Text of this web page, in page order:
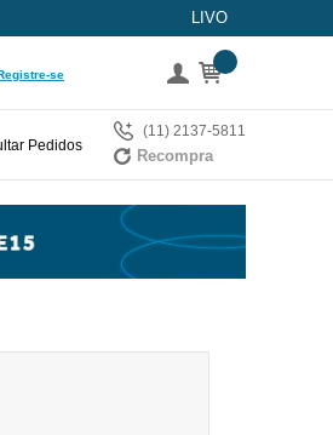
LIVO
se
Pedidos
(11) 2137-5811
Recompra